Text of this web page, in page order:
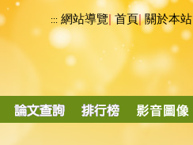
::: 網站導覽|首頁|關於本站